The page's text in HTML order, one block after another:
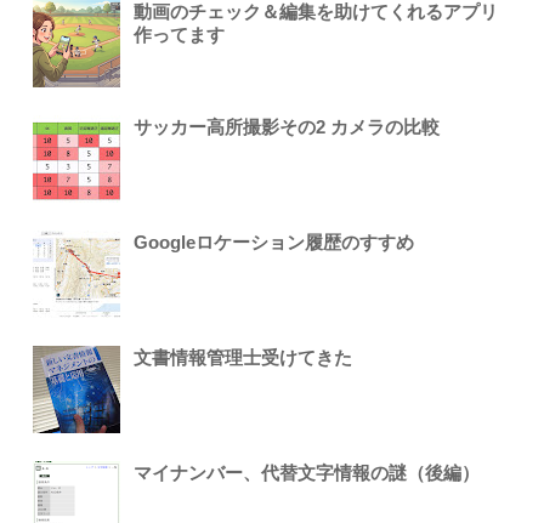
動画のチェック＆編集を助けてくれるアプリ
作ってます
サッカー高所撮影その2 カメラの比較
Googleロケーション履歴のすすめ
文書情報管理士受けてきた
マイナンバー、代替文字情報の謎（後編）